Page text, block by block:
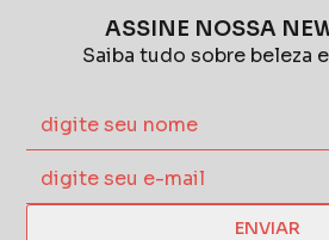
ASSINE NOSSA
Saiba tudo sobre beleza
ENVIAR